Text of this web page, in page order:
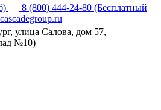
8 (800) 444-24-80 (Бесплатный
улица Салова, дом 57,
№10)